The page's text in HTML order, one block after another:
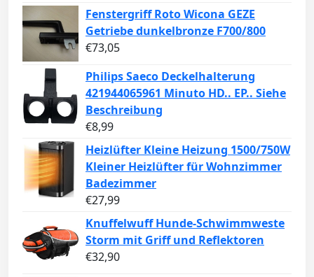
Fenstergriff Roto Wicona GEZE
Getriebe dunkelbronze F700/800
€73,05
Philips Saeco Deckelhalterung
421944065961 Minuto HD.. EP.. Siehe
Beschreibung
€8,99
Heizlüfter Kleine Heizung 1500/750W
Kleiner Heizlüfter für Wohnzimmer
Badezimmer
€27,99
Knuffelwuff Hunde-Schwimmweste
Storm mit Griff und Reflektoren
€32,90